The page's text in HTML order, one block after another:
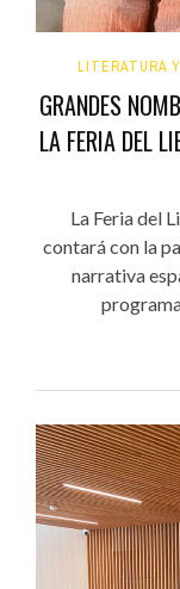
LITERATURA
GRANDES
LA FERIA DEL
La Feria del
contará con la
narrativa